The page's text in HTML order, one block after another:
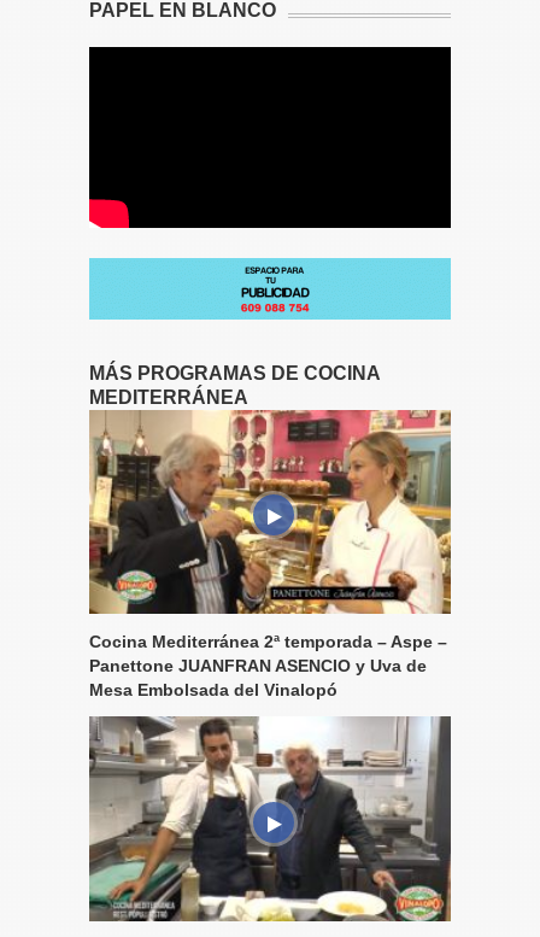
PAPEL EN BLANCO
MÁS PROGRAMAS DE COCINA
MEDITERRÁNEA
Cocina Mediterránea 2ª temporada – Aspe –
Panettone JUANFRAN ASENCIO y Uva de
Mesa Embolsada del Vinalopó